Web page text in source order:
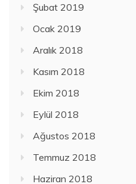
Şubat 2019
Ocak 2019
Aralık 2018
Kasım 2018
Ekim 2018
Eylül 2018
Ağustos 2018
Temmuz 2018
Haziran 2018